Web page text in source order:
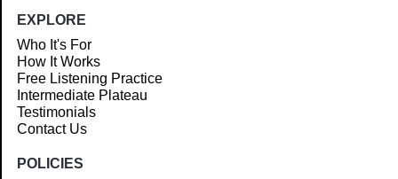
EXPLORE
Who It's For
How It Works
Free Listening Practice
Intermediate Plateau
Testimonials
Contact Us
POLICIES